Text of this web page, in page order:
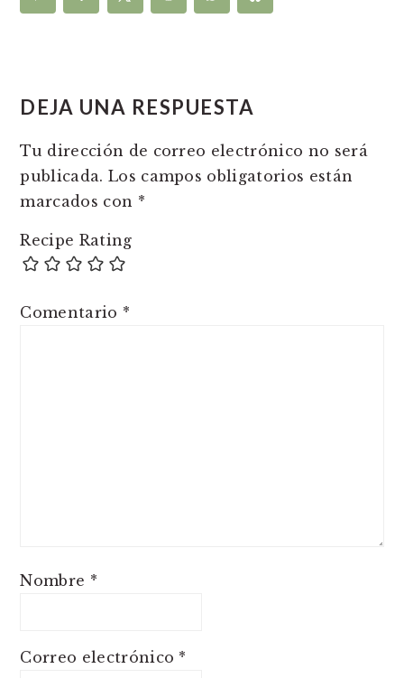
INTERACTIONS
DEJA UNA RESPUESTA
Tu dirección de correo electrónico no será
publicada. Los campos obligatorios están
marcados con *
Recipe Rating
Comentario *
Nombre *
Correo electrónico *